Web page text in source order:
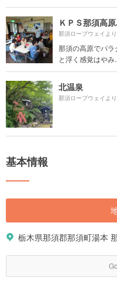
ＫＰＳ那須高
那須ロープウェイよ
那須の高原でパ
と浮く感覚はやみ
北温泉
那須ロープウェイよ
基本情報
栃木県那須郡那須町湯本